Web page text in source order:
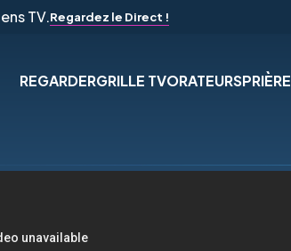
TV.Regardez le Direct !
REGARDERGRILLE TVORATEURSPRIÈRE